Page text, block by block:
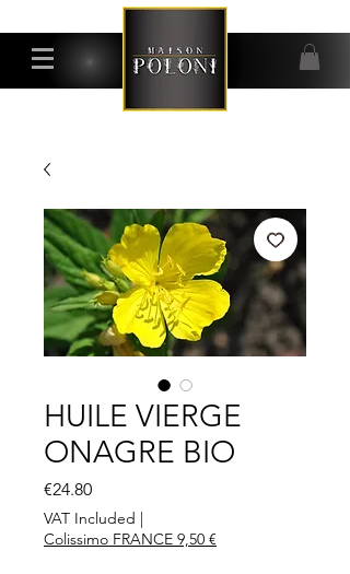
HUILE VIERGE
ONAGRE BIO
€24.80Price
VAT Included |
Colissimo FRANCE 9,50 €